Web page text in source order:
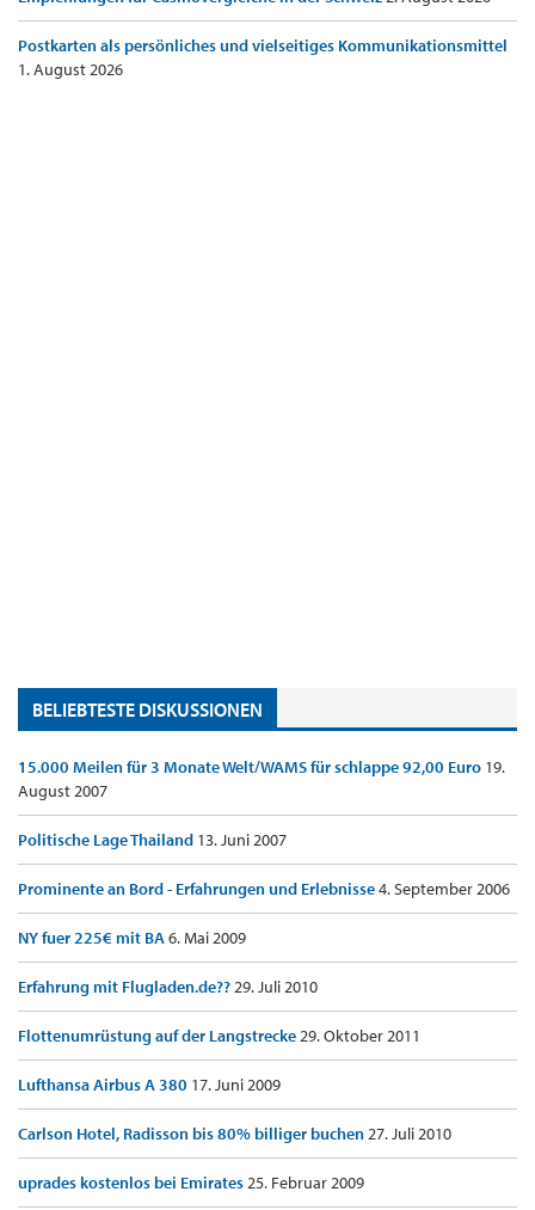
Postkarten als persönliches und vielseitiges Kommunikationsmittel
1. August 2026
BELIEBTESTE DISKUSSIONEN
15.000 Meilen für 3 Monate Welt/WAMS für schlappe 92,00 Euro 19.
August 2007
Politische Lage Thailand 13. Juni 2007
Prominente an Bord - Erfahrungen und Erlebnisse4. September 2006
NY fuer 225€ mit BA6. Mai 2009
Erfahrung mit Flugladen.de??29. Juli 2010
Flottenumrüstung auf der Langstrecke29. Oktober 2011
Lufthansa Airbus A 380 17. Juni 2009
Carlson Hotel, Radisson bis 80% billiger buchen27. Juli 2010
uprades kostenlos bei Emirates25. Februar 2009